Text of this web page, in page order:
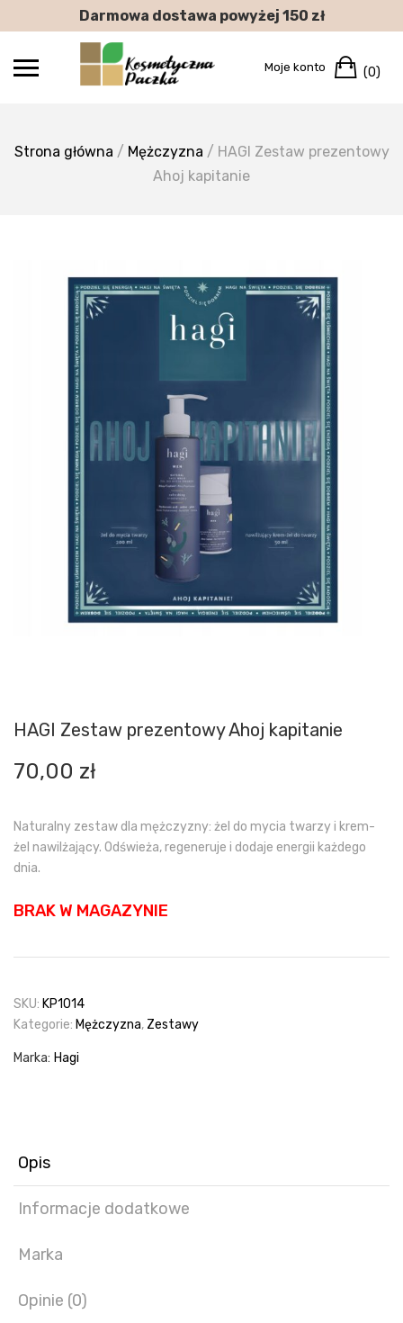
to
Darmowa dostawa powyżej 150 zł
Moje konto (0)
Strona główna / Mężczyzna / HAGI Zestaw prezentowy
Ahoj kapitanie
HAGI Zestaw prezentowy Ahoj kapitanie
70,00 zł
Naturalny zestaw dla mężczyzny: żel do mycia twarzy i krem-
żel nawilżający. Odświeża, regeneruje i dodaje energii każdego
dnia.
BRAK W MAGAZYNIE
SKU: KP1014
Kategorie: Mężczyzna, Zestawy
Marka: Hagi
Opis
Informacje dodatkowe
Marka
Opinie (0)